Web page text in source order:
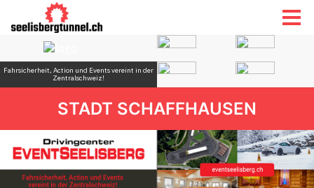
STADT SCHAFFHAUSEN